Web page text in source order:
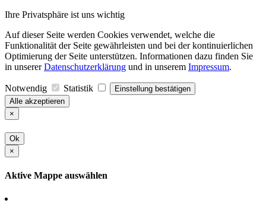
Ihre Privatsphäre ist uns wichtig
Auf dieser Seite werden Cookies verwendet, welche die
Funktionalität der Seite gewährleisten und bei der kontinuierlichen
Optimierung der Seite unterstützen. Informationen dazu finden Sie
in unsererDatenschutzerklärung und in unserem Impressum.
Notwendig Statistik
Einstellung bestätigen
Alle akzeptieren
×
Ok
×
Aktive Mappe auswählen